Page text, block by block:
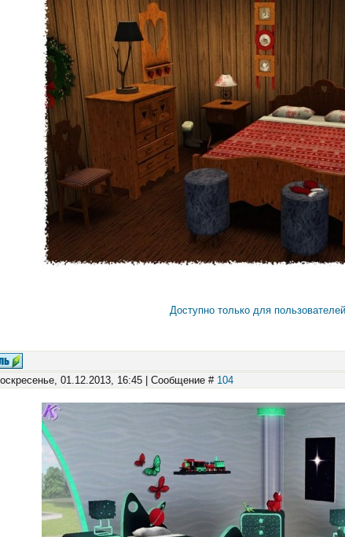
Доступно только для пользователей
01.12.2013, 16:45 | Сообщение # 104